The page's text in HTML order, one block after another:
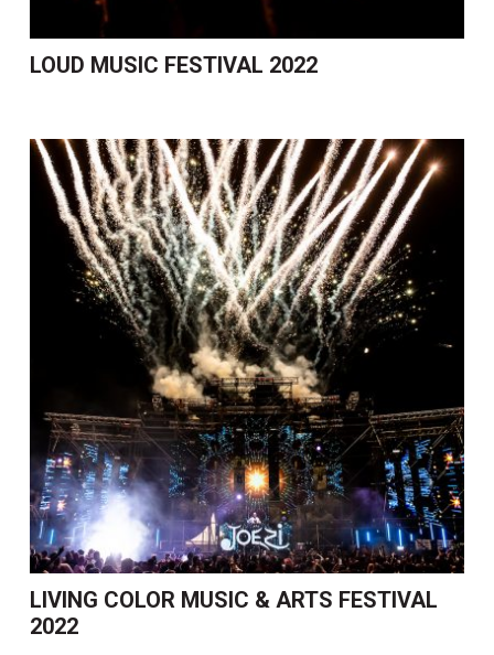
LOUD MUSIC FESTIVAL 2022
LIVING COLOR MUSIC & ARTS FESTIVAL
2022